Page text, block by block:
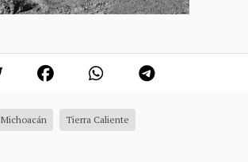
Michoacán Tierra Caliente